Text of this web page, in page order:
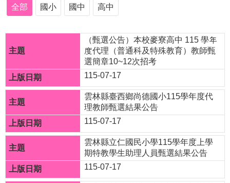
長
室
校
園
動
態
☆
疫
情
專
全部 國小 國中 高中
（甄選公告）本校麥寮高中 115 學年
度代理（普通科及特殊教育）教師甄
選簡章10~12次招考
115-07-17
雲林縣臺西鄉尚德國小115學年度代
理教師甄選結果公告
115-07-17
雲林縣立仁國民小學115學年度上學
期特教學生助理人員甄選結果公告
115-07-17